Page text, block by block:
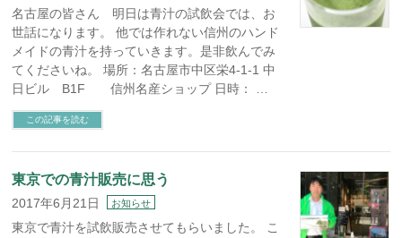
名古屋の皆さん 明日は青汁の試飲会では、お
世話になります。 他では作れない信州のハンド
メイドの青汁を持っていきます。是非飲んでみ
てくださいね。 場所：名古屋市中区栄4-1-1 中
日ビル B1F 信州名産ショップ 日時： …
この記事を読む
東京での青汁販売に思う
2017年6月21日 お知らせ
東京で青汁を試飲販売させてもらいました。 こ